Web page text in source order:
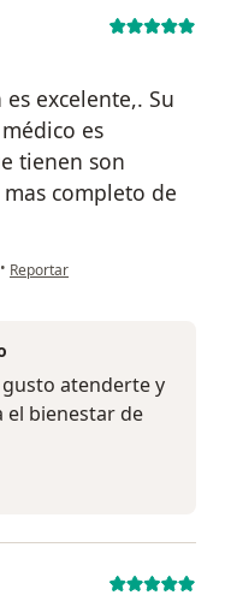
excelente,. Su
es
tienen son
completo de
• en opinión del usuario Cuenta
Reportar
atenderte y
bienestar de